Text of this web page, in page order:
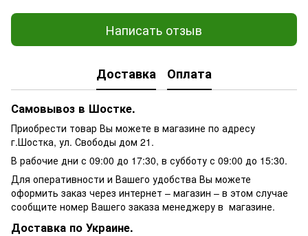
Написать отзыв
Доставка Оплата
Самовывоз в Шостке.
Приобрести товар Вы можете в магазине по адресу
г.Шостка, ул. Свободы дом 21.
В рабочие дни с 09:00 до 17:30, в субботу с 09:00 до 15:30.
Для оперативности и Вашего удобства Вы можете
оформить заказ через интернет – магазин – в этом случае
сообщите номер Вашего заказа менеджеру в магазине.
Доставка по Украине.